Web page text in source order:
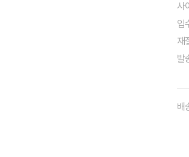
사
입
재
발
배